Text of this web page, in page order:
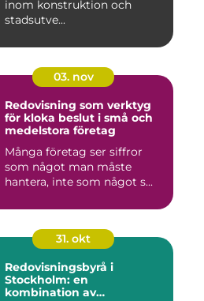
inom konstruktion och
stadsutve...
03. nov
Redovisning som verktyg
för kloka beslut i små och
medelstora företag
Många företag ser siffror
som något man måste
hantera, inte som något s...
31. okt
Redovisningsbyrå i
Stockholm: en
kombination av